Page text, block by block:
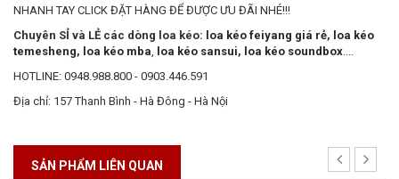
NHANH TAY CLICK ĐẶT HÀNG ĐỂ ĐƯỢC ƯU ĐÃI NHÉ!!!
Chuyên SỈ và LẺ các dòng loa kéo: loa kéo feiyang giá rẻ, loa kéo
temesheng, loa kéo mba, loa kéo sansui, loa kéo soundbox....
HOTLINE: 0948.988.800 - 0903.446.591
Địa chỉ: 157 Thanh Bình - Hà Đông - Hà Nội
SẢN PHẨM LIÊN QUAN